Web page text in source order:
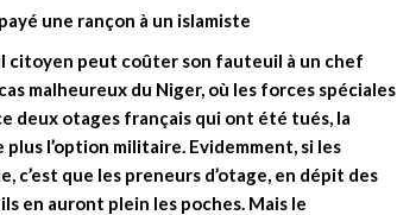
une rançon à un islamiste
citoyen peut coûter son fauteuil à un chef
malheureux du Niger, où les forces spéciales
deux otages français qui ont été tués, la
l’option militaire. Evidemment, si les
que les preneurs d’otage, en dépit des
en auront plein les poches. Mais le